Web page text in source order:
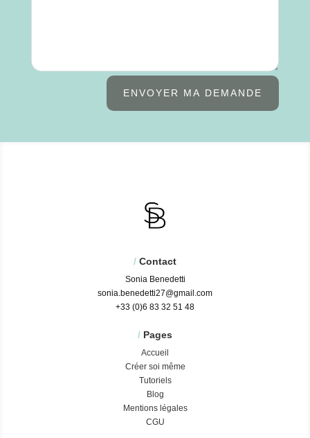
ENVOYER MA DEMANDE
/ Contact
Sonia Benedetti
sonia.benedetti27@gmail.com
+33 (0)6 83 32 51 48
/ Pages
Accueil
Créer soi même
Tutoriels
Blog
Mentions légales
CGU